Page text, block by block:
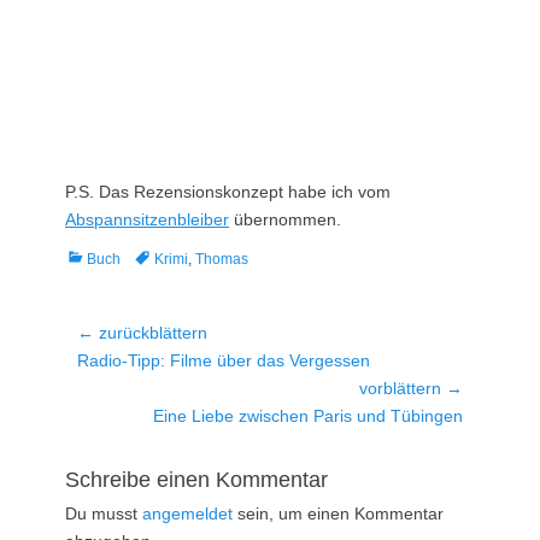
P.S. Das Rezensionskonzept habe ich vom
Abspannsitzenbleiber übernommen.
Kategorien
Buch TagsKrimi, Thomas
Beitragsnavigation
← zurückblättern
Vorheriger
Radio-Tipp: Filme über das Vergessen
vorblättern →
Eine Liebe zwischen Paris und Tübingen
Schreibe einen Kommentar
Du musst angemeldet sein, um einen Kommentar